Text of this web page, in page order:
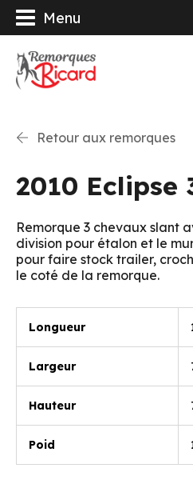
Menu
Retour aux remorques
2010 Eclipse
Remorque 3 chevaux slant
division pour étalon et le
pour faire stock trailer,
le coté de la remorque.
Longueur
Largeur
Hauteur
Poid